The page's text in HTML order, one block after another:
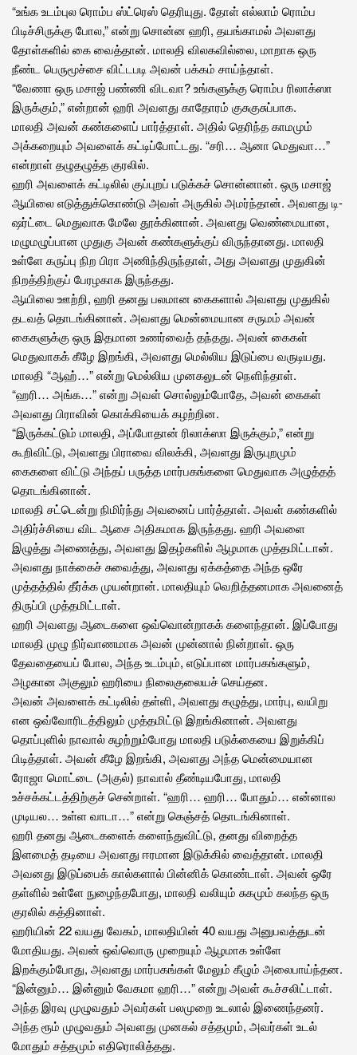
“உங்க உடம்புல ரொம்ப ஸ்ட்ரெஸ் தெரியுது. தோள் எல்லாம் ரொம்ப
பிடிச்சிருக்கு போல,” என்று சொன்ன ஹரி, தயங்காமல் அவளது
தோள்களில் கை வைத்தான். மாலதி விலகவில்லை, மாறாக ஒரு
நீண்ட பெருமூச்சை விட்டபடி அவன் பக்கம் சாய்ந்தாள்.
“வேணா ஒரு மசாஜ் பண்ணி விடவா? உங்களுக்கு ரொம்ப ரிலாக்ஸா
இருக்கும்,” என்றான் ஹரி அவளது காதோரம் குசுகுசுப்பாக.
மாலதி அவன் கண்களைப் பார்த்தாள். அதில் தெரிந்த காமமும்
அக்கறையும் அவளைக் கட்டிப்போட்டது. “சரி… ஆனா மெதுவா…”
என்றாள் தழுதழுத்த குரலில்.
ஹரி அவளைக் கட்டிலில் குப்புறப் படுக்கச் சொன்னான். ஒரு மசாஜ்
ஆயிலை எடுத்துக்கொண்டு அவள் அருகில் அமர்ந்தான். அவளது டி-
ஷர்ட்டை மெதுவாக மேலே தூக்கினான். அவளது வெண்மையான,
மழுமழுப்பான முதுகு அவன் கண்களுக்குப் விருந்தானது. மாலதி
உள்ளே கருப்பு நிற பிரா அணிந்திருந்தாள், அது அவளது முதுகின்
நிறத்திற்குப் பேரழகாக இருந்தது.
ஆயிலை ஊற்றி, ஹரி தனது பலமான கைகளால் அவளது முதுகில்
தடவத் தொடங்கினான். அவளது மென்மையான சருமம் அவன்
கைகளுக்கு ஒரு இதமான உணர்வைத் தந்தது. அவன் கைகள்
மெதுவாகக் கீழே இறங்கி, அவளது மெல்லிய இடுப்பை வருடியது.
மாலதி “ஆஹ்…” என்று மெல்லிய முனகலுடன் நெளிந்தாள்.
“ஹரி… அங்க…” என்று அவள் சொல்லும்போதே, அவன் கைகள்
அவளது பிராவின் கொக்கியைக் கழற்றின.
“இருக்கட்டும் மாலதி, அப்போதான் ரிலாக்ஸா இருக்கும்,” என்று
கூறிவிட்டு, அவளது பிராவை விலக்கி, அவளது இருபுறமும்
கைகளை விட்டு அந்தப் பருத்த மார்பகங்களை மெதுவாக அழுத்தத்
தொடங்கினான்.
மாலதி சட்டென்று நிமிர்ந்து அவனைப் பார்த்தாள். அவள் கண்களில்
அதிர்ச்சியை விட ஆசை அதிகமாக இருந்தது. ஹரி அவளை
இழுத்து அணைத்து, அவளது இதழ்களில் ஆழமாக முத்தமிட்டான்.
அவளது நாக்கைச் சுவைத்து, அவளது ஏக்கத்தை அந்த ஒரே
முத்தத்தில் தீர்க்க முயன்றான். மாலதியும் வெறித்தனமாக அவனைத்
திருப்பி முத்தமிட்டாள்.
ஹரி அவளது ஆடைகளை ஒவ்வொன்றாகக் களைந்தான். இப்போது
மாலதி முழு நிர்வாணமாக அவன் முன்னால் நின்றாள். ஒரு
தேவதையைப் போல, அந்த உடம்பும், எடுப்பான மார்பகங்களும்,
அழகான அகுலும் ஹரியை நிலைகுலையச் செய்தன.
அவன் அவளைக் கட்டிலில் தள்ளி, அவளது கழுத்து, மார்பு, வயிறு
என ஒவ்வோரிடத்திலும் முத்தமிட்டு இறங்கினான். அவளது
தொப்புளில் நாவால் சுழற்றும்போது மாலதி படுக்கையை இறுக்கிப்
பிடித்தாள். அவன் கீழே இறங்கி, அவளது அந்த மென்மையான
ரோஜா மொட்டை (அகுல்) நாவால் தீண்டியபோது, மாலதி
உச்சக்கட்டத்திற்குச் சென்றாள். “ஹரி… ஹரி… போதும்… என்னால
முடியல… உள்ள வாடா…” என்று கெஞ்சத் தொடங்கினாள்.
ஹரி தனது ஆடைகளைக் களைந்துவிட்டு, தனது விறைத்த
இளமைத் தடியை அவளது ஈரமான இடுக்கில் வைத்தான். மாலதி
அவனது இடுப்பைக் கால்களால் பின்னிக் கொண்டாள். அவன் ஒரே
தள்ளில் உள்ளே நுழைந்தபோது, மாலதி வலியும் சுகமும் கலந்த ஒரு
குரலில் கத்தினாள்.
ஹரியின் 22 வயது வேகம், மாலதியின் 40 வயது அனுபவத்துடன்
மோதியது. அவன் ஒவ்வொரு முறையும் ஆழமாக உள்ளே
இறக்கும்போது, அவளது மார்பகங்கள் மேலும் கீழும் அலைபாய்ந்தன.
“இன்னும்… இன்னும் வேகமா ஹரி…” என்று அவள் கூச்சலிட்டாள்.
அந்த இரவு முழுவதும் அவர்கள் பலமுறை உடலால் இணைந்தனர்.
அந்த ரூம் முழுவதும் அவளது முனகல் சத்தமும், அவர்கள் உடல்
மோதும் சத்தமும் எதிரொலித்தது.